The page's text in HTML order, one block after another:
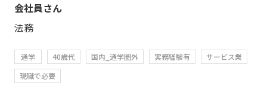
会社員さん
法務
通学 40歳代 国内_通学圏外 実務経験有
サービス業
現職で必要